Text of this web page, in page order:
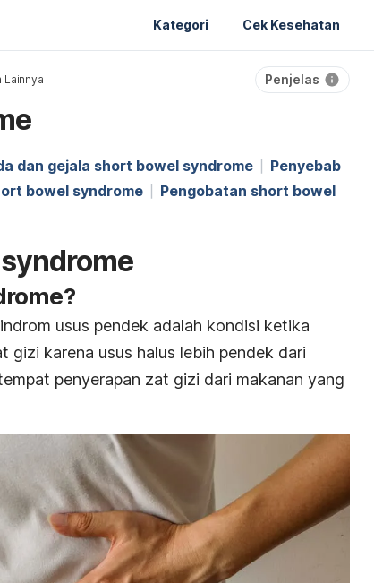
Kategori Cek Kesehatan
Lainnya Penjelas
dan gejala short bowel syndrome
Penyebab
bowel syndrome
Pengobatan short bowel
?
usus pendek adalah kondisi ketika
karena usus halus lebih pendek dari
penyerapan zat gizi dari makanan yang